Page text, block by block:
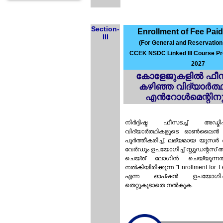
Section-
III
Enrollment of Fee
(For General and
CCEK NSDC Linked III Course
2027
കോളേജുകളിൽ
കഴിഞ്ഞ
നിർദ്ദിഷ്ട ഫീസടച്ച്
വിദ്യാർത്ഥികളുടെ
പൂർത്തീകരിച്ച്, ലഭ്യമായ
വേർഡും ഉപയോഗിച്ച് സ്റ്റുഡന്റസ്
ചെയ്ത് ലോഗിൻ
നൽകിയിരിക്കുന്ന "Enrollment for
എന്ന ഓപ്ഷൻ
തെറ്റുകൂടാതെ നൽകുക.